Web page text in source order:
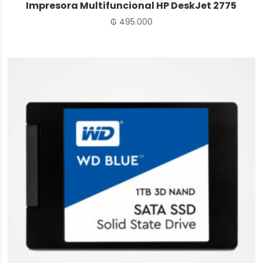
Impresora Multifuncional HP DeskJet 2775
₲ 495.000